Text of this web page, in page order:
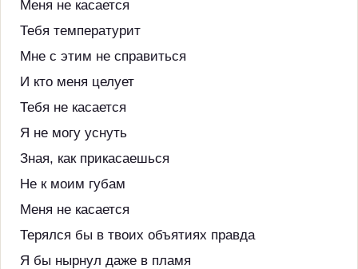
Меня не касается
Тебя температурит
Мне с этим не справиться
И кто меня целует
Тебя не касается
Я не могу уснуть
Зная, как прикасаешься
Не к моим губам
Меня не касается
Терялся бы в твоих объятиях правда
Я бы нырнул даже в пламя